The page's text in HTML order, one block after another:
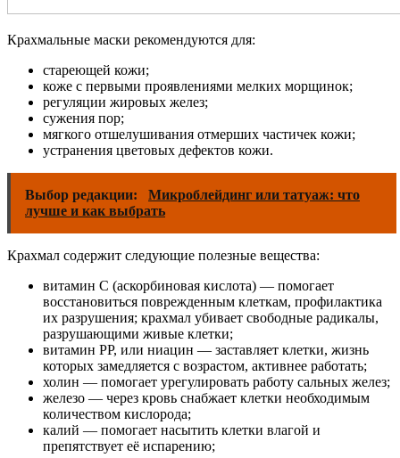
Крахмальные маски рекомендуются для:
стареющей кожи;
коже с первыми проявлениями мелких морщинок;
регуляции жировых желез;
сужения пор;
мягкого отшелушивания отмерших частичек кожи;
устранения цветовых дефектов кожи.
Выбор редакции:
Микроблейдинг или татуаж: что
лучше и как выбрать
Крахмал содержит следующие полезные вещества:
витамин С (аскорбиновая кислота) — помогает
восстановиться поврежденным клеткам, профилактика
их разрушения; крахмал убивает свободные радикалы,
разрушающими живые клетки;
витамин РР, или ниацин — заставляет клетки, жизнь
которых замедляется с возрастом, активнее работать;
холин — помогает урегулировать работу сальных желез;
железо — через кровь снабжает клетки необходимым
количеством кислорода;
калий — помогает насытить клетки влагой и
препятствует её испарению;